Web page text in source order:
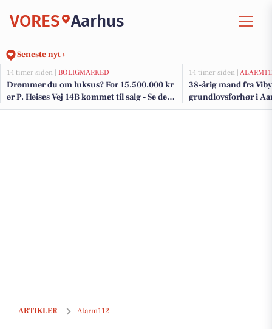
VORES Aarhus
Seneste nyt ›
14 timer siden | BOLIGMARKED
Drømmer du om luksus? For 15.500.000 kr
er P. Heises Vej 14B kommet til salg - Se den
og de dyreste boliger til salg her
14 timer siden |
38-årig mand fra
grundlovsforhør i
ARTIKLER Alarm112
Døgnrapport fra Østjyllands Politi onsdag den 15. april 2020